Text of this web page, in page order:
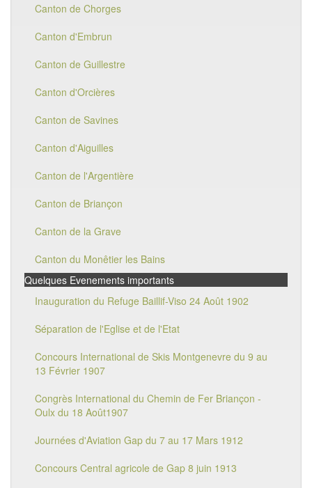
Canton de Chorges
Canton d'Embrun
Canton de Guillestre
Canton d'Orcières
Canton de Savines
Canton d'Aiguilles
Canton de l'Argentière
Canton de Briançon
Canton de la Grave
Canton du Monêtier les Bains
Quelques Evenements importants
Inauguration du Refuge Baillif-Viso 24 Août 1902
Séparation de l'Eglise et de l'Etat
Concours International de Skis Montgenevre du 9 au
13 Février 1907
Congrès International du Chemin de Fer Briançon -
Oulx du 18 Août1907
Journées d'Aviation Gap du 7 au 17 Mars 1912
Concours Central agricole de Gap 8 juin 1913